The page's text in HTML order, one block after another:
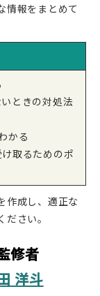
情報をまとめて
ときの対処法
かる
取るためのポ
作成し、適正な
さい。
修者
洋斗